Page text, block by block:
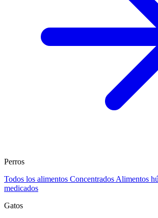
Perros
Todos los alimentos Concentrados Alimentos
medicados
Gatos